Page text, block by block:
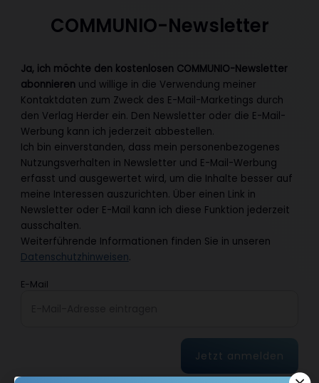
COMMUNIO-Newsletter
Ja, ich möchte den kostenlosen COMMUNIO-Newsletter
abonnieren und willige in die Verwendung meiner
Kontaktdaten zum Zweck des E-Mail-Marketings durch
den Verlag Herder ein. Den Newsletter oder die E-Mail-
Werbung kann ich jederzeit abbestellen.
Ich bin einverstanden, dass mein personenbezogenes
Nutzungsverhalten in Newsletter und E-Mail-Werbung
erfasst und ausgewertet wird, um die Inhalte besser auf
meine Interessen auszurichten. Über einen Link in
Newsletter oder E-Mail kann ich diese Funktion jederzeit
ausschalten.
Weiterführende Informationen finden Sie in unseren
Datenschutzhinweisen.
E-Mail
Jetzt anmelden